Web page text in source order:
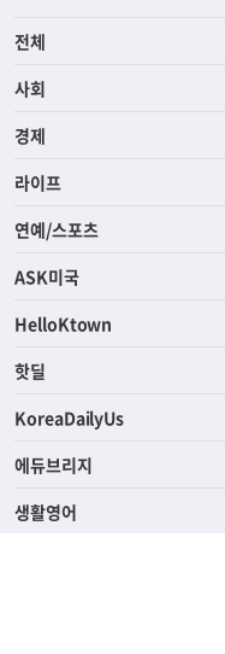
전체
사회
경제
라이프
연예/스포츠
ASK미국
HelloKtown
핫딜
KoreaDailyUs
에듀브리지
생활영어